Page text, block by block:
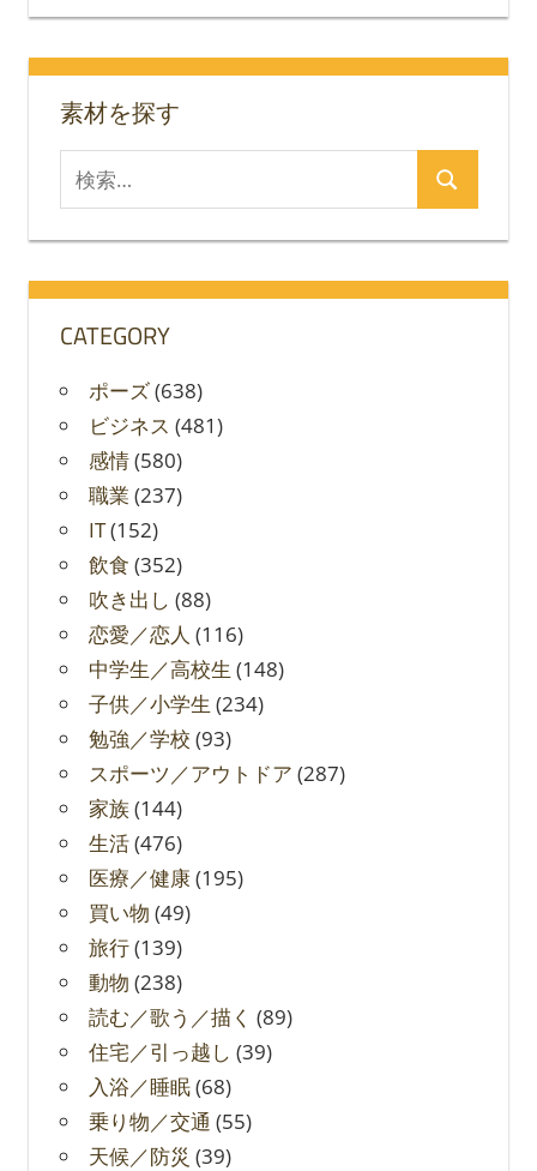
ョ
ン
素材を探す
索
対
検
CATEGORY
ポーズ(638)
ビジネス (481)
感情(580)
職業 (237)
IT(152)
飲食 (352)
吹き出し (88)
恋愛／恋人 (116)
中学生／高校生 (148)
子供／小学生 (234)
勉強／学校 (93)
スポーツ／アウトドア (287)
家族(144)
生活(476)
医療／健康(195)
買い物 (49)
旅行(139)
動物 (238)
読む／歌う／描く (89)
住宅／引っ越し (39)
入浴／睡眠(68)
乗り物／交通 (55)
天候／防災 (39)